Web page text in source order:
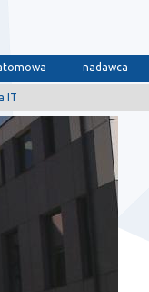
nadawca
IT